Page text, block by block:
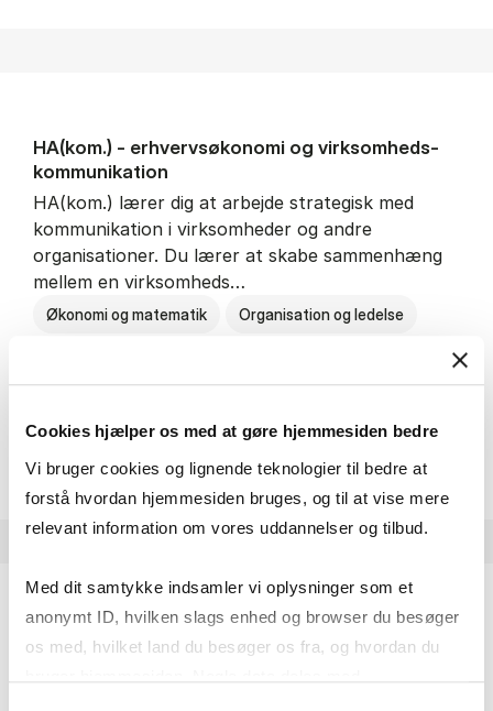
Cookies hjælper os med at gøre hjemmesiden bedre
Vi bruger cookies og lignende teknologier til bedre at
forstå hvordan hjemmesiden bruges, og til at vise mere
relevant information om vores uddannelser og tilbud.
Med dit samtykke indsamler vi oplysninger som et
anonymt ID, hvilken slags enhed og browser du besøger
os med, hvilket land du besøger os fra, og hvordan du
HA(kom.) - erhvervs­økonomi og virksomheds­
kommunikation
HA(kom.) lærer dig at arbejde strategisk med
kommunikation i virksomheder og andre
organisationer. Du lærer at skabe sammenhæng
mellem en virksomheds…
Økonomi og matematik Organisation og ledelse
HA(kom.) - erhvervs­økonomi
HA(psyk.) - erhvervs­økonomi og psy­ko­lo­gi